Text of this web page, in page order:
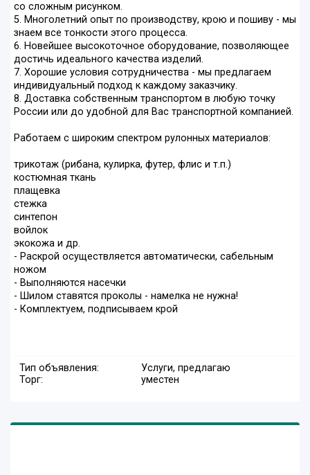
со сложным рисунком.
5. Многолетний опыт по производству, крою и пошиву - мы
знаем все тонкости этого процесса.
6. Новейшее высокоточное оборудование, позволяющее
достичь идеального качества изделий.
7. Хорошие условия сотрудничества - мы предлагаем
индивидуальный подход к каждому заказчику.
8. Доставка собственным транспортом в любую точку
России или до удобной для Вас транспортной компанией.
Работаем с широким спектром рулонных материалов:
трикотаж (рибана, кулирка, футер, флис и т.п.)
костюмная ткань
плащевка
стежка
синтепон
войлок
экокожа и др.
- Раскрой осуществляется автоматически, сабельным
ножом
- Выполняются насечки
- Шилом ставятся проколы - намелка не нужна!
- Комплектуем, подписываем крой
Тип объявления:
Услуги, предлагаю
Торг:
уместен